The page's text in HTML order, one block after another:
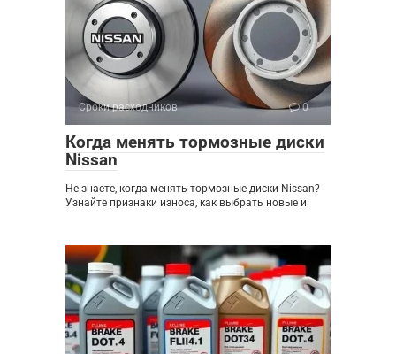
Сроки расходников 0
Когда менять тормозные диски
Nissan
Не знаете, когда менять тормозные диски Nissan?
Узнайте признаки износа, как выбрать новые и